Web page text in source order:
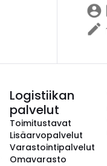
Logistiikan
palvelut
Toimitustavat
Lisäarvopalvelut
Varastointipalvelut
Omavarasto